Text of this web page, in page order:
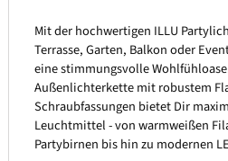
Mit der hochwertigen ILLU
Terrasse, Garten, Balkon oder
eine stimmungsvolle
Außenlichterkette mit robustem
Schraubfassungen bietet Dir
Leuchtmittel - von warmweißen
Partybirnen bis hin zu modernen